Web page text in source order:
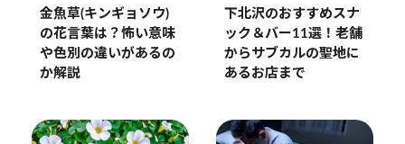
金魚草(キンギョソウ)
の花言葉は？怖い意味
や色別の違いがあるの
か解説
下北沢のおすすめスナ
ック＆バー11選！老舗
からサブカルの聖地に
あるお店まで